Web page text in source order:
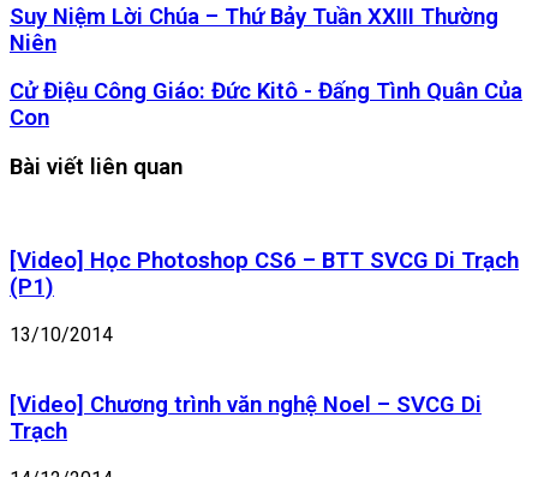
Suy
Niệm
Lời
Chúa
–
Thứ
Tuần
Suy Niệm Lời Chúa – Thứ Bảy Tuần XXIII Thường
Niên
Cử
Điệu
Công
Giáo:
Đức
Đấng
Tình
Quân
Con
Cử Điệu Công Giáo: Đức Kitô - Đấng Tình Quân Của
Con
Bài viết liên quan
[Video] Học Photoshop CS6 – BTT SVCG Di Trạch
(P1)
13/10/2014
[Video] Chương trình văn nghệ Noel – SVCG Di
Trạch